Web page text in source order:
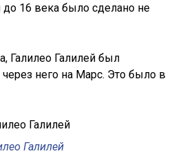
до 16 века было сделано не
Галилео Галилей был
него на Марс. Это было в
Галилей